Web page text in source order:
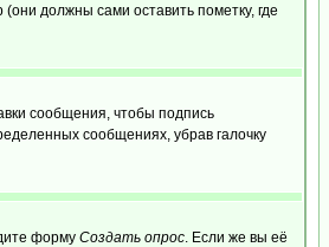
должны сами оставить пометку, где
сообщения, чтобы подпись
сообщениях, убрав галочку
форму Создать опрос. Если же вы её